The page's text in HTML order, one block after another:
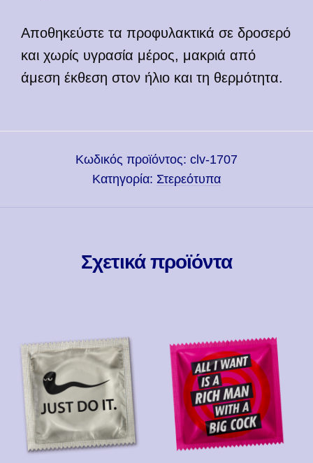
Αποθηκεύστε τα προφυλακτικά σε δροσερό
και χωρίς υγρασία μέρος, μακριά από
άμεση έκθεση στον ήλιο και τη θερμότητα.
Κωδικός προϊόντος: clv-1707
Κατηγορία: Στερεότυπα
Σχετικά προϊόντα